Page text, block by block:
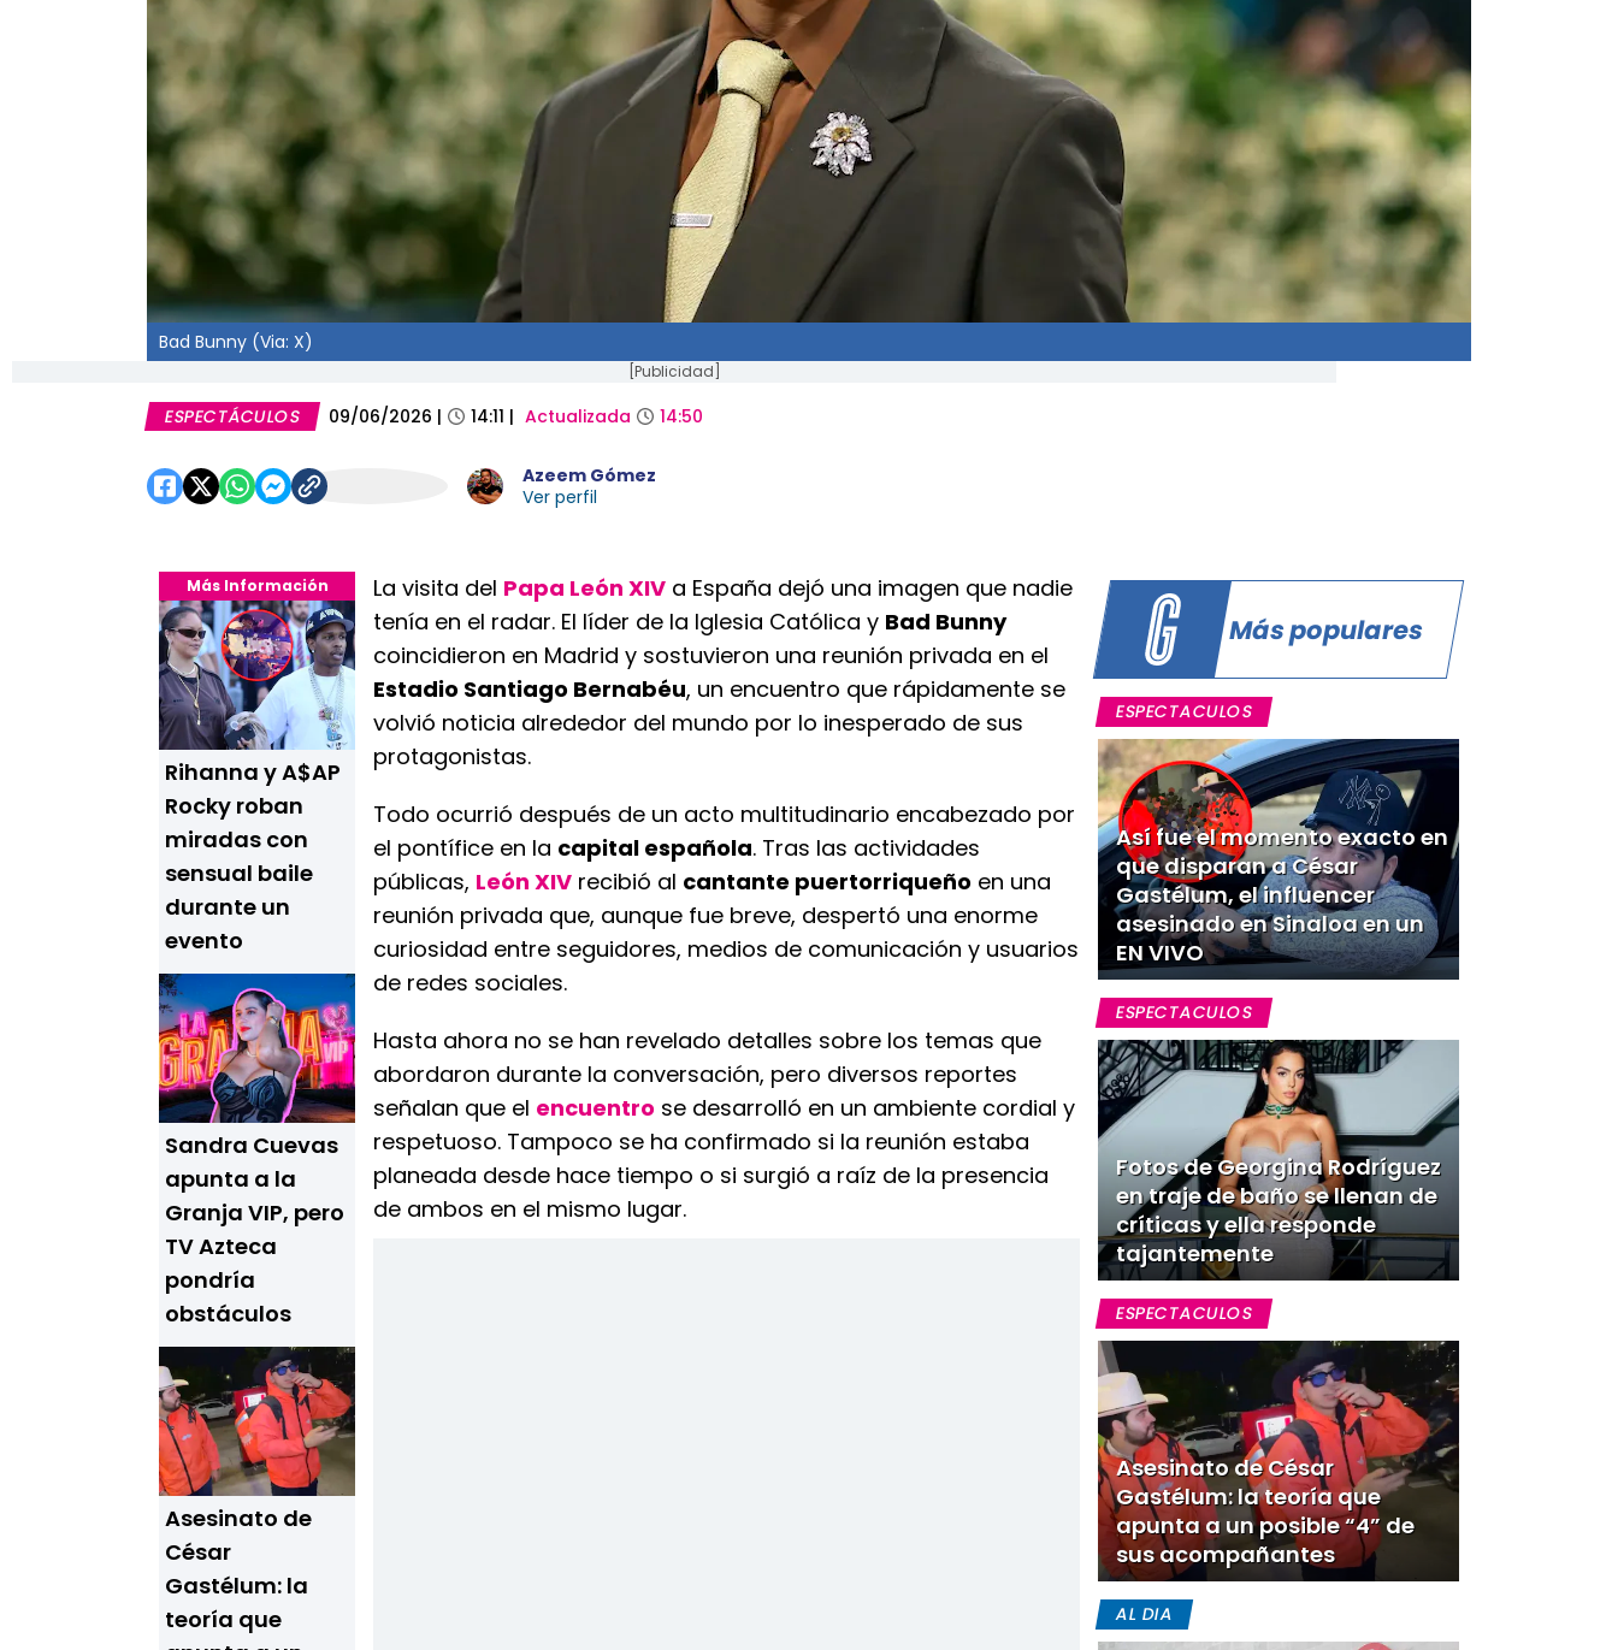
Bad Bunny (Via: X)
[Publicidad]
ESPECTÁCULOS 09/06/2026 | 14:11 | Actualizada 14:50
Azeem Gómez
Ver perfil
Más Información
Rihanna y A$AP
Rocky roban
miradas con
sensual baile
durante un
evento
Sandra Cuevas
apunta a la
Granja VIP, pero
TV Azteca
pondría
obstáculos
Asesinato de
César
Gastélum: la
teoría que
La visita del Papa León XIV a España dejó una imagen que nadie
tenía en el radar. El líder de la Iglesia Católica y Bad Bunny
coincidieron en Madrid y sostuvieron una reunión privada en el
Estadio Santiago Bernabéu, un encuentro que rápidamente se
volvió noticia alrededor del mundo por lo inesperado de sus
protagonistas.
Todo ocurrió después de un acto multitudinario encabezado por
el pontífice en la capital española. Tras las actividades
públicas, León XIV recibió al cantante puertorriqueño en una
reunión privada que, aunque fue breve, despertó una enorme
curiosidad entre seguidores, medios de comunicación y usuarios
de redes sociales.
Hasta ahora no se han revelado detalles sobre los temas que
abordaron durante la conversación, pero diversos reportes
señalan que el encuentro se desarrolló en un ambiente cordial y
respetuoso. Tampoco se ha confirmado si la reunión estaba
planeada desde hace tiempo o si surgió a raíz de la presencia
de ambos en el mismo lugar.
Más populares
ESPECTACULOS
Así fue el momento exacto en
que disparan a César
Gastélum, el influencer
asesinado en Sinaloa en un
EN VIVO
ESPECTACULOS
Fotos de Georgina Rodríguez
en traje de baño se llenan de
críticas y ella responde
tajantemente
ESPECTACULOS
Asesinato de César
Gastélum: la teoría que
apunta a un posible “4” de
sus acompañantes
AL DIA